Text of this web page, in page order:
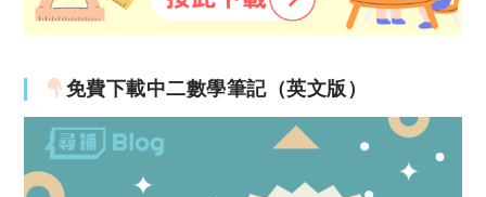
免費下載中二數學筆記（英文版）